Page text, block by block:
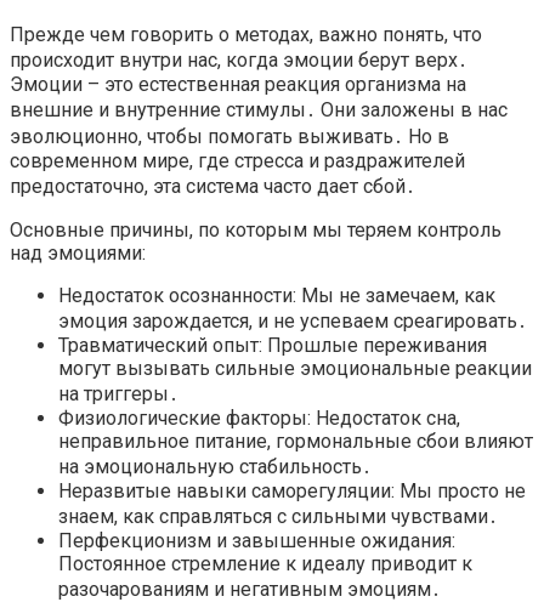
Прежде чем говорить о методах, важно понять, что
происходит внутри нас, когда эмоции берут верх․
Эмоции – это естественная реакция организма на
внешние и внутренние стимулы․ Они заложены в нас
эволюционно, чтобы помогать выживать․ Но в
современном мире, где стресса и раздражителей
предостаточно, эта система часто дает сбой․
Основные причины, по которым мы теряем контроль
над эмоциями:
Недостаток осознанности: Мы не замечаем, как
эмоция зарождается, и не успеваем среагировать․
Травматический опыт: Прошлые переживания
могут вызывать сильные эмоциональные реакции
на триггеры․
Физиологические факторы: Недостаток сна,
неправильное питание, гормональные сбои влияют
на эмоциональную стабильность․
Неразвитые навыки саморегуляции: Мы просто не
знаем, как справляться с сильными чувствами․
Перфекционизм и завышенные ожидания:
Постоянное стремление к идеалу приводит к
разочарованиям и негативным эмоциям․